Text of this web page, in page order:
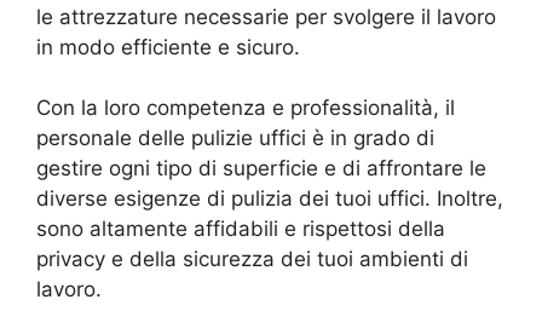
le attrezzature necessarie per svolgere il lavoro
in modo efficiente e sicuro.
Con la loro competenza e professionalità, il
personale delle pulizie uffici è in grado di
gestire ogni tipo di superficie e di affrontare le
diverse esigenze di pulizia dei tuoi uffici. Inoltre,
sono altamente affidabili e rispettosi della
privacy e della sicurezza dei tuoi ambienti di
lavoro.